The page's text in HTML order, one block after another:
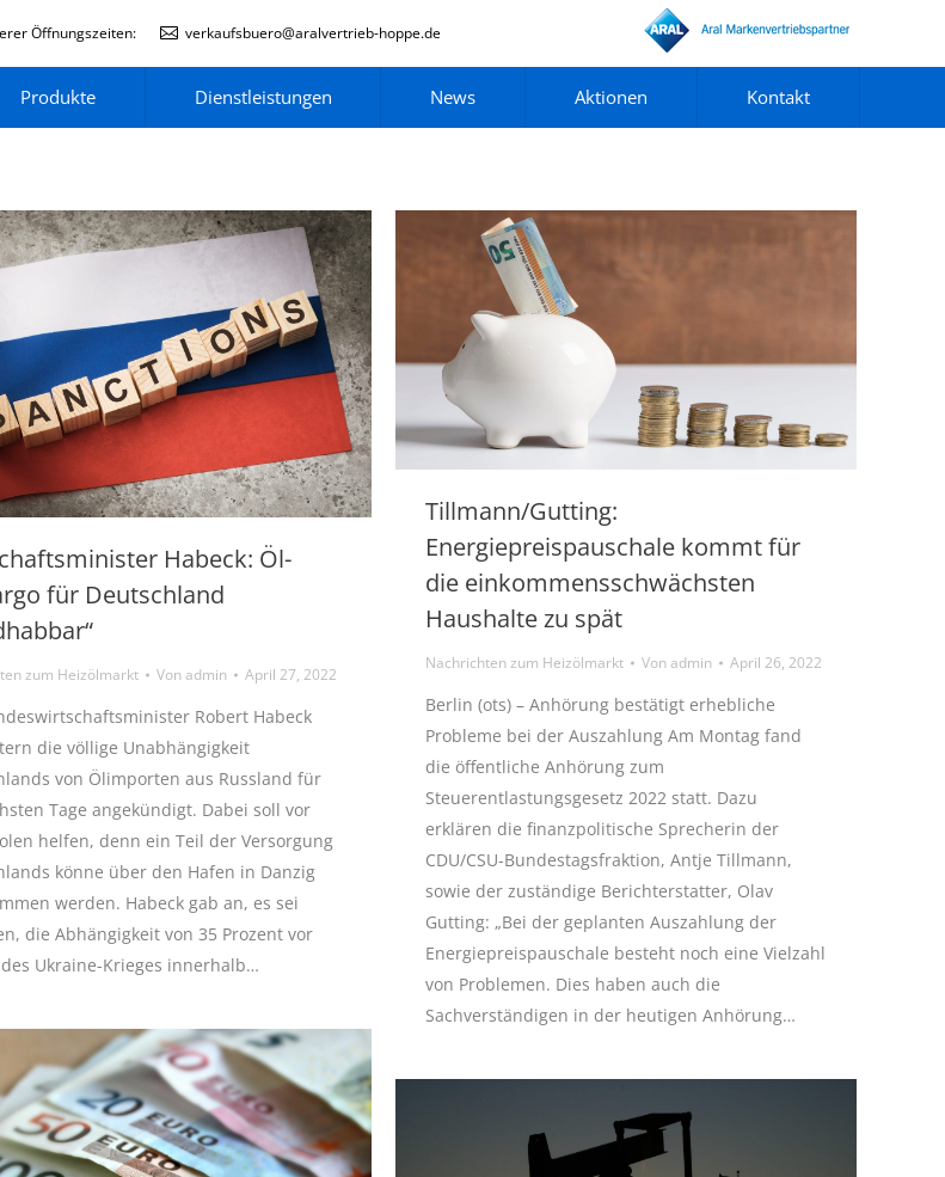
Öffnungszeiten: verkaufsbuero@aralvertrieb-hoppe.de
Produkte Dienstleistungen News Aktionen Kontakt
Habeck: Öl-
für Deutschland
zum Heizölmarkt Vonadmin April 27, 2022
Robert Habeck
die völlige Unabhängigkeit
von Ölimporten aus Russland für
Tage angekündigt. Dabei soll vor
helfen, denn ein Teil der Versorgung
könne über den Hafen in Danzig
werden. Habeck gab an, es sei
die Abhängigkeit von 35 Prozent vor
Ukraine-Krieges innerhalb…
Tillmann/Gutting:
Energiepreispauschale kommt für
die einkommensschwächsten
Haushalte zu spät
Nachrichten zum Heizölmarkt Vonadmin April 26, 2022
Berlin (ots) – Anhörung bestätigt erhebliche
Probleme bei der Auszahlung Am Montag fand
die öffentliche Anhörung zum
Steuerentlastungsgesetz 2022 statt. Dazu
erklären die finanzpolitische Sprecherin der
CDU/CSU-Bundestagsfraktion, Antje Tillmann,
sowie der zuständige Berichterstatter, Olav
Gutting: „Bei der geplanten Auszahlung der
Energiepreispauschale besteht noch eine Vielzahl
von Problemen. Dies haben auch die
Sachverständigen in der heutigen Anhörung…